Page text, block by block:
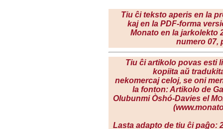
Tiu ĉi teksto aperis en la
kaj en la PDF-forma
Monato en lajarkolekto
numero 07,
Tiu ĉi artikolo povas esti
kopiita aŭ
nekomercaj celoj, se oni
la fonton: Artikolo de
Olubunmi Òshó-Davies el M
Lasta adapto de tiu ĉi paĝo: